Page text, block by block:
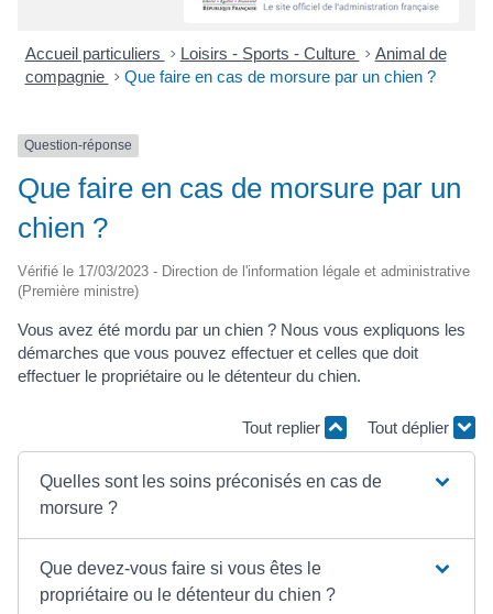
Accueil particuliers > Loisirs - Sports - Culture > Animal de
compagnie > Que faire en cas de morsure par un chien ?
Question-réponse
Que faire en cas de morsure par un
chien ?
Vérifié le 17/03/2023 - Direction de l'information légale et administrative
(Première ministre)
Vous avez été mordu par un chien ? Nous vous expliquons les
démarches que vous pouvez effectuer et celles que doit
effectuer le propriétaire ou le détenteur du chien.
Tout replier Tout déplier
Quelles sont les soins préconisés en cas de
morsure ?
Que devez-vous faire si vous êtes le
propriétaire ou le détenteur du chien ?